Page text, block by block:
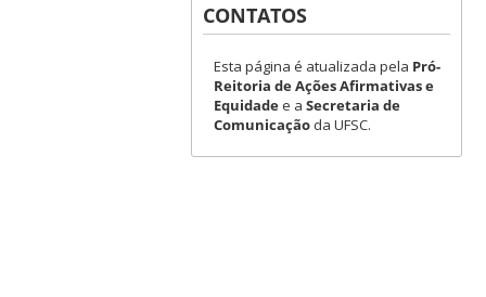
CONTATOS
Esta página é atualizada pela Pró-
Reitoria de Ações Afirmativas e
Equidadee a Secretaria de
Comunicaçãoda UFSC.